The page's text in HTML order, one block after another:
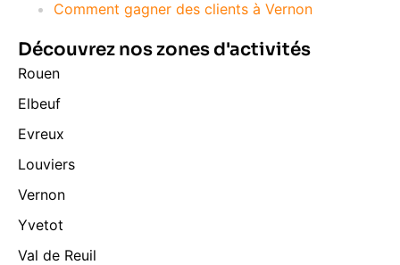
Comment gagner des clients à Vernon
Découvrez nos zones d'activités
Rouen
Elbeuf
Evreux
Louviers
Vernon
Yvetot
Val de Reuil